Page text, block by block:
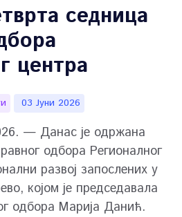
седница
центра
03 Јуни 2026
— Данас је одржана
одбора Регионалног
развој запослених у
којом је председавала
одбора Марија Данић.